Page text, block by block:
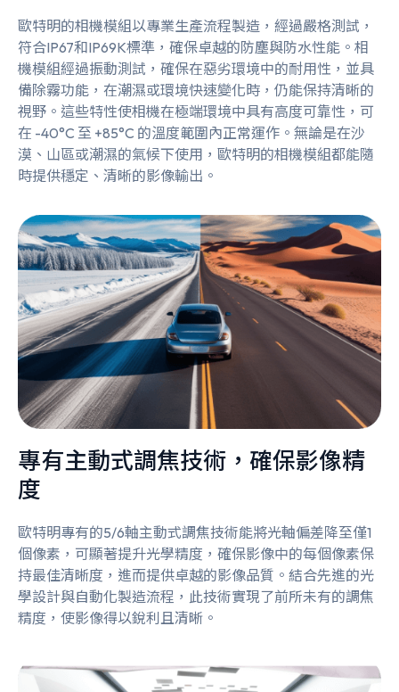
歐特明的相機模組以專業生產流程製造，經過嚴格測試，
符合IP67和IP69K標準，確保卓越的防塵與防水性能。相
機模組經過振動測試，確保在惡劣環境中的耐用性，並具
備除霧功能，在潮濕或環境快速變化時，仍能保持清晰的
視野。這些特性使相機在極端環境中具有高度可靠性，可
在 -40°C 至 +85°C 的溫度範圍內正常運作。無論是在沙
漠、山區或潮濕的氣候下使用，歐特明的相機模組都能隨
時提供穩定、清晰的影像輸出。
專有主動式調焦技術，確保影像精
度
歐特明專有的5/6軸主動式調焦技術能將光軸偏差降至僅1
個像素，可顯著提升光學精度，確保影像中的每個像素保
持最佳清晰度，進而提供卓越的影像品質。結合先進的光
學設計與自動化製造流程，此技術實現了前所未有的調焦
精度，使影像得以銳利且清晰。